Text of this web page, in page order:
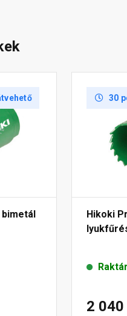
30
Hikoki
2